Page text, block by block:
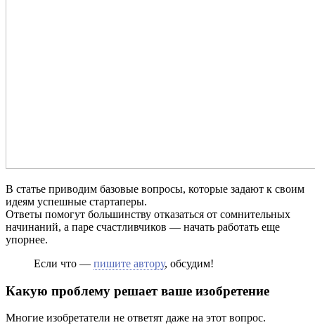
В статье приводим базовые вопросы, которые задают к своим
идеям успешные стартаперы.
Ответы помогут большинству отказаться от сомнительных
начинаний, а паре счастливчиков — начать работать еще
упорнее.
Если что — пишите автору, обсудим!
Какую проблему решает ваше изобретение
Многие изобретатели не ответят даже на этот вопрос.